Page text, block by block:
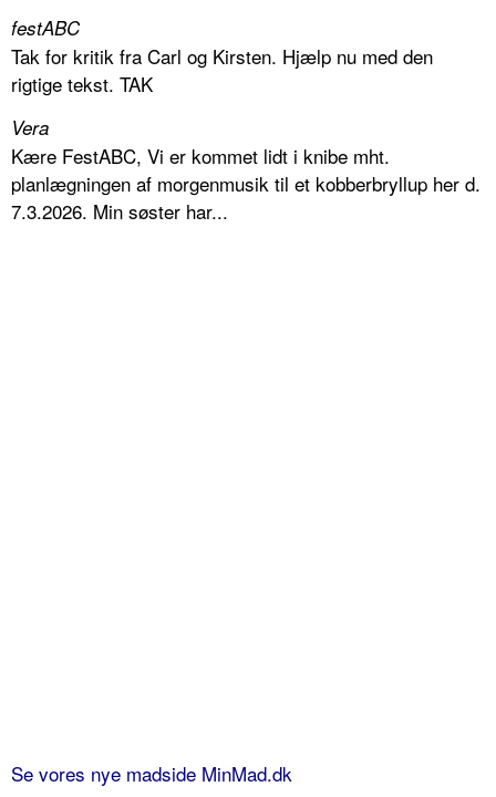
festABC
Tak for kritik fra Carl og Kirsten. Hjælp nu med den
rigtige tekst. TAK
Vera
Kære FestABC, Vi er kommet lidt i knibe mht.
planlægningen af morgenmusik til et kobberbryllup her d.
7.3.2026. Min søster har...
Se vores nye madside MinMad.dk